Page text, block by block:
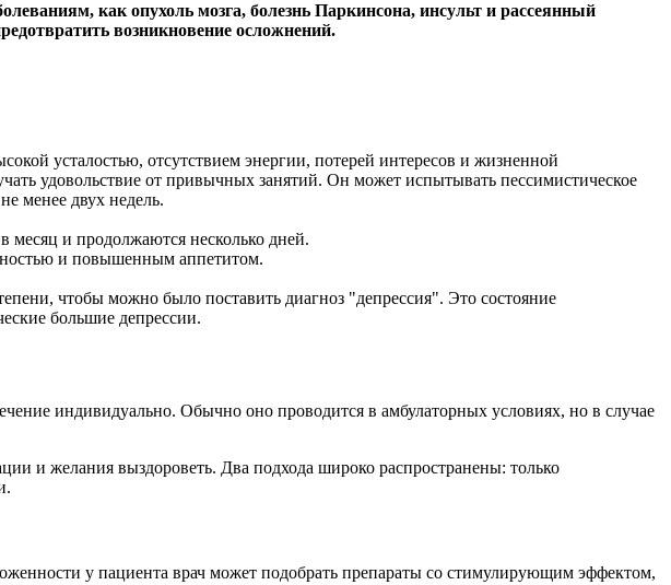
как опухоль мозга, болезнь Паркинсона, инсульт и рассеянный
возникновение осложнений.
усталостью, отсутствием энергии, потерей интересов и жизненной
удовольствие от привычных занятий. Он может испытывать пессимистическое
менее двух недель.
месяц и продолжаются несколько дней.
и повышенным аппетитом.
чтобы можно было поставить диагноз "депрессия". Это состояние
большие депрессии.
индивидуально. Обычно оно проводится в амбулаторных условиях, но в случае
и желания выздороветь. Два подхода широко распространены: только
у пациента врач может подобрать препараты со стимулирующим эффектом,